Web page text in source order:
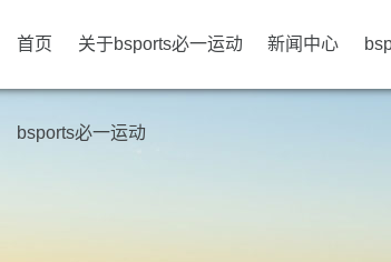
首页 关于bsports必一运动 新闻中心
bsports必一运动